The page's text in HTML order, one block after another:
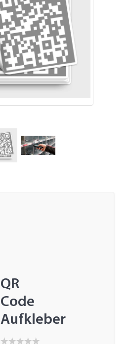
QR
Code
Aufkleber